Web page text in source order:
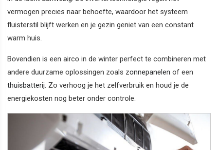
vermogen precies naar behoefte, waardoor het systeem
fluisterstil blijft werken en je gezin geniet van een constant
warm huis.
Bovendien is een airco in de winter perfect te combineren met
andere duurzame oplossingen zoals zonnepanelen of een
thuisbatterij. Zo verhoog je het zelfverbruik en houd je de
energiekosten nog beter onder controle.